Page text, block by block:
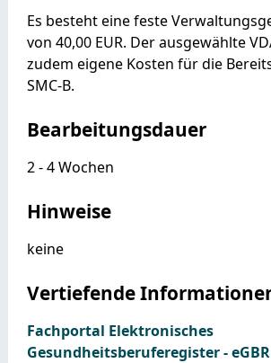
Es besteht eine feste
von 40,00 EUR. Der ausgewählte
zudem eigene Kosten für die
SMC-B.
Bearbeitungsdauer
2 - 4 Wochen
Hinweise
keine
Vertiefende
Fachportal Elektronisches
Gesundheitsberuferegister - eGBR